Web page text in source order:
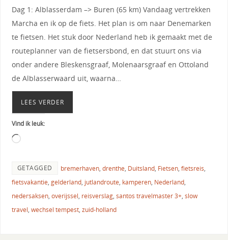
Dag 1: Alblasserdam –> Buren (65 km) Vandaag vertrekken
Marcha en ik op de fiets. Het plan is om naar Denemarken
te fietsen. Het stuk door Nederland heb ik gemaakt met de
routeplanner van de fietsersbond, en dat stuurt ons via
onder andere Bleskensgraaf, Molenaarsgraaf en Ottoland
de Alblasserwaard uit, waarna…
LEES VERDER
Vind ik leuk:
GETAGGED bremerhaven, drenthe, Duitsland, Fietsen, fietsreis,
fietsvakantie, gelderland, jutlandroute, kamperen, Nederland,
nedersaksen, overijssel, reisverslag, santos travelmaster 3+, slow
travel, wechsel tempest, zuid-holland